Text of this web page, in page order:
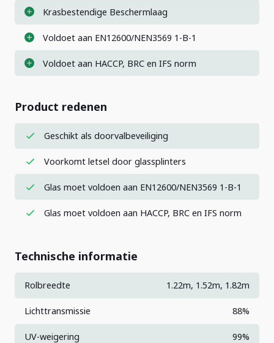
Krasbestendige Beschermlaag
Voldoet aan EN12600/NEN3569 1-B-1
Voldoet aan HACCP, BRC en IFS norm
Product redenen
Geschikt als doorvalbeveiliging
Voorkomt letsel door glassplinters
Glas moet voldoen aan EN12600/NEN3569 1-B-1
Glas moet voldoen aan HACCP, BRC en IFS norm
Technische informatie
Rolbreedte 1.22m, 1.52m, 1.82m
Lichttransmissie 88%
UV-weigering 99%